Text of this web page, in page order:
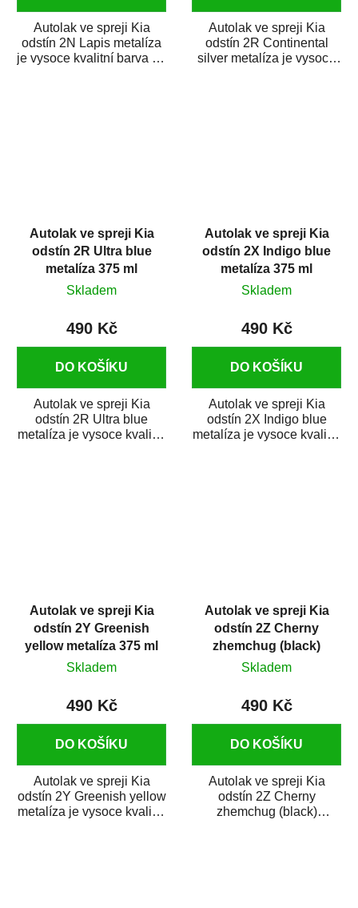
Autolak ve spreji Kia
odstín 2N Lapis metalíza
je vysoce kvalitní barva na
Autolak ve spreji Kia
odstín 2R Continental
silver metalíza je vysoce
Autolak ve spreji Kia
odstín 2R Ultra blue
metalíza 375 ml
Skladem
490 Kč
DO KOŠÍKU
Autolak ve spreji Kia
odstín 2R Ultra blue
metalíza je vysoce kvalitní
Autolak ve spreji Kia
odstín 2X Indigo blue
metalíza 375 ml
Skladem
490 Kč
DO KOŠÍKU
Autolak ve spreji Kia
odstín 2X Indigo blue
metalíza je vysoce kvalitní
Autolak ve spreji Kia
odstín 2Y Greenish
yellow metalíza 375 ml
Skladem
490 Kč
DO KOŠÍKU
Autolak ve spreji Kia
odstín 2Y Greenish yellow
metalíza je vysoce kvalitní
Autolak ve spreji Kia
odstín 2Z Cherny
zhemchug (black)
metalíza 375 ml
Skladem
490 Kč
DO KOŠÍKU
Autolak ve spreji Kia
odstín 2Z Cherny
zhemchug (black)